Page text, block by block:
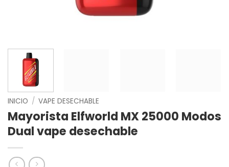
INICIO / VAPE DESECHABLE
Mayorista Elfworld MX 25000 Modos
Dual vape desechable